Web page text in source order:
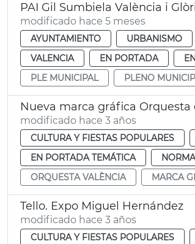
PAI Gil Sumbiela València i
modificado hace 5 meses
AYUNTAMIENTO URBANISMO
VALENCIA
EN PORTADA
PLE MUNICIPAL
PLENO
Nueva marca gráfica Orquesta
modificado hace 3 años
CULTURA Y FIESTAS POPULARES
EN PORTADA TEMÁTICA
ORQUESTA VALÈNCIA
MARCA
Tello. Expo Miguel Hernández
modificado hace 3 años
CULTURA Y FIESTAS POPULARES